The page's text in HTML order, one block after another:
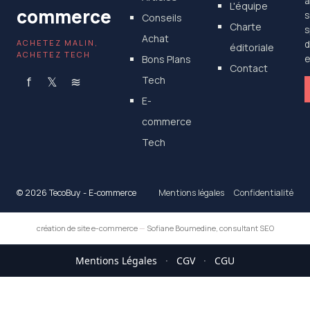
commerce
ACHETEZ MALIN,
ACHETEZ TECH
f 𝕏 ≋
Conseils
Achat
Bons Plans
Tech
E-
commerce
Tech
L'équipe
Charte
éditoriale
Contact
© 2026 TecoBuy - E-commerce Mentions légales Confidentialité
création de site e-commerce— Sofiane Boumedine, consultant SEO
Mentions Légales · CGV · CGU